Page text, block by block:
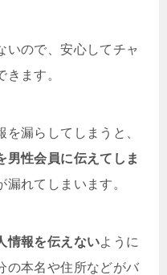
いので、安心してチャ
ます。
漏らしてしまうと、
男性会員に伝えてしま
れてしまいます。
情報を伝えないように
の本名や住所などがバ